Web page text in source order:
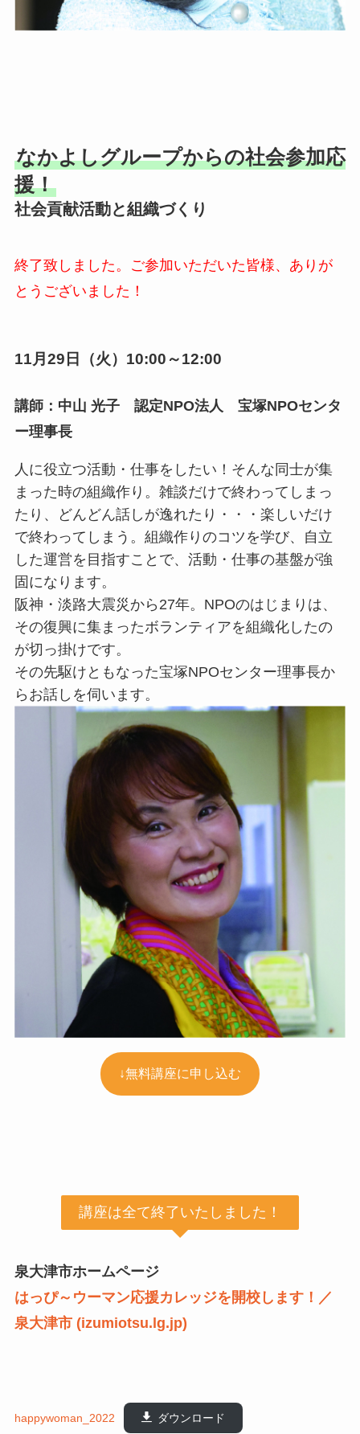
なかよしグループからの社会参加応
援！
社会貢献活動と組織づくり
終了致しました。ご参加いただいた皆様、ありが
とうございました！
11月29日（火）10:00～12:00
講師：中山 光子 認定NPO法人 宝塚NPOセンタ
ー理事長
人に役立つ活動・仕事をしたい！そんな同士が集
まった時の組織作り。雑談だけで終わってしまっ
たり、どんどん話しが逸れたり・・・楽しいだけ
で終わってしまう。組織作りのコツを学び、自立
した運営を目指すことで、活動・仕事の基盤が強
固になります。
阪神・淡路大震災から27年。NPOのはじまりは、
その復興に集まったボランティアを組織化したの
が切っ掛けです。
その先駆けともなった宝塚NPOセンター理事長か
らお話しを伺います。
↓無料講座に申し込む
講座は全て終了いたしました！
泉大津市ホームページ
はっぴ～ウーマン応援カレッジを開校します！／
泉大津市 (izumiotsu.lg.jp)
happywoman_2022 ダウンロード